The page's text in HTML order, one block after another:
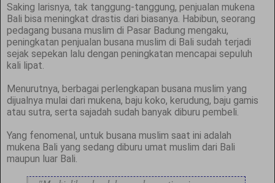
Saking larisnya, tak tanggung-tanggung, penjualan mukena
Bali bisa meningkat drastis dari biasanya. Habibun, seorang
pedagang busana muslim di Pasar Badung mengaku,
peningkatan penjualan busana muslim di Bali sudah terjadi
sejak sepekan lalu dengan peningkatan mencapai sepuluh
kali lipat.
Menurutnya, berbagai perlengkapan busana muslim yang
dijualnya mulai dari mukena, baju koko, kerudung, baju gamis
atau sutra, serta sajadah sudah banyak diburu pembeli.
Yang fenomenal, untuk busana muslim saat ini adalah
mukena Bali yang sedang diburu umat muslim dari Bali
maupun luar Bali.